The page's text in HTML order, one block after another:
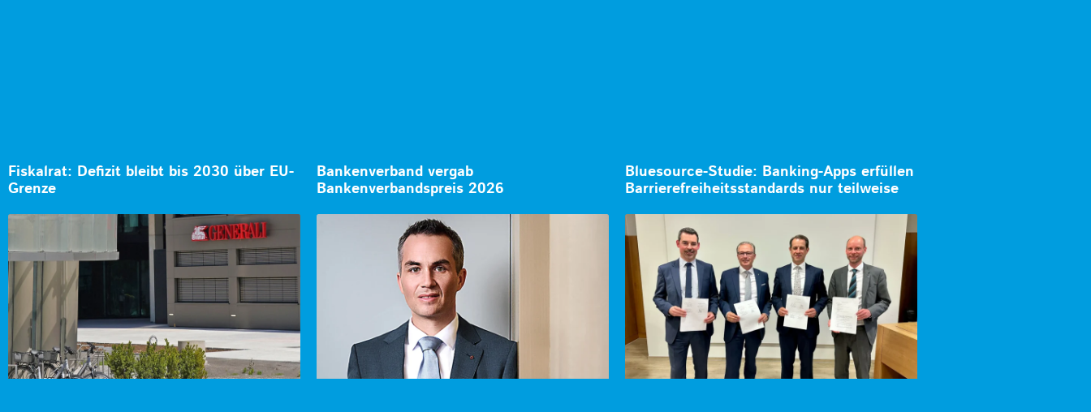
Fiskalrat: Defizit bleibt bis 2030 über EU-
Grenze
Bankenverband vergab
Bankenverbandspreis 2026
Bluesource-Studie: Banking-Apps erfüllen
Barrierefreiheitsstandards nur teilweise